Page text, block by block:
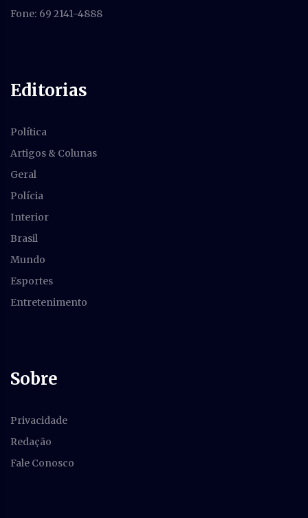
Fone: 69 2141-4888
Editorias
Política
Artigos & Colunas
Geral
Polícia
Interior
Brasil
Mundo
Esportes
Entretenimento
Sobre
Privacidade
Redação
Fale Conosco